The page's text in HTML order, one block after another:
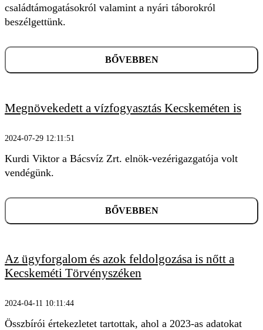
családtámogatásokról valamint a nyári táborokról
beszélgettünk.
BŐVEBBEN
Megnövekedett a vízfogyasztás Kecskeméten is
2024-07-29 12:11:51
Kurdi Viktor a Bácsvíz Zrt. elnök-vezérigazgatója volt
vendégünk.
BŐVEBBEN
Az ügyforgalom és azok feldolgozása is nőtt a
Kecskeméti Törvényszéken
2024-04-11 10:11:44
Összbírói értekezletet tartottak, ahol a 2023-as adatokat